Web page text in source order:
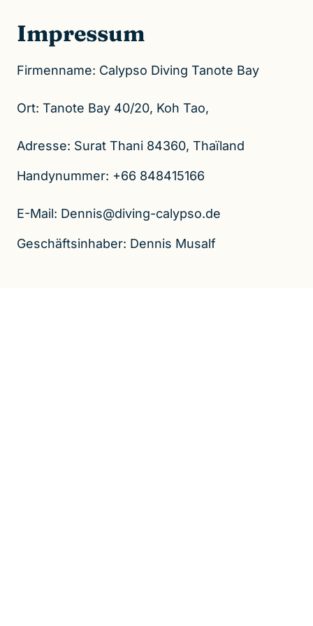
Impressum
Firmenname: Calypso Diving Tanote Bay
Ort: Tanote Bay 40/20, Koh Tao,
Adresse: Surat Thani 84360, Thaïland
Handynummer: +66 848415166
E-Mail: Dennis@diving-calypso.de
Geschäftsinhaber: Dennis Musalf